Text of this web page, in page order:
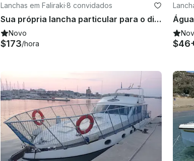
Lanchas em Faliraki·8 convidados
Sua própria lancha particular para o dia | Olympic RIB de 26 pés para até 6 pessoas
Novo
$173/hora